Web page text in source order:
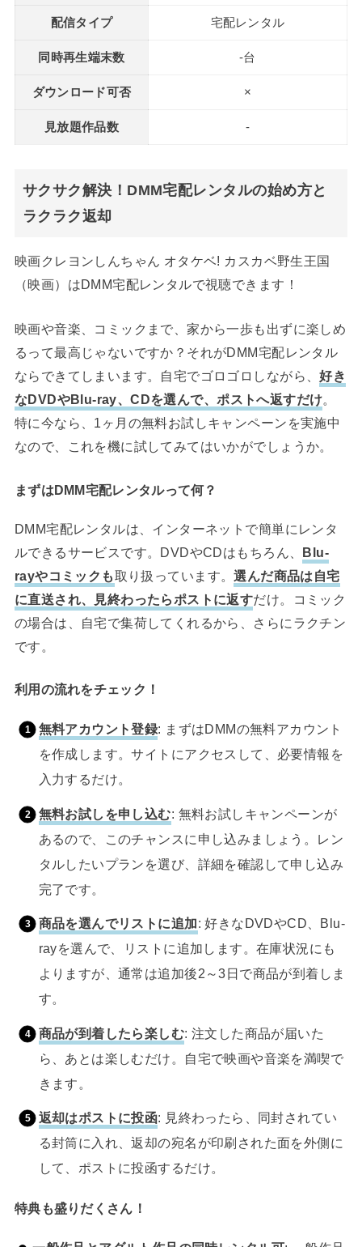
配信タイプ 宅配レンタル
同時再生端末数 -台
ダウンロード可否 ×
見放題作品数 -
サクサク解決！DMM宅配レンタルの始め方と
ラクラク返却
映画クレヨンしんちゃん オタケベ! カスカベ野生王国
（映画）はDMM宅配レンタルで視聴できます！
映画や音楽、コミックまで、家から一歩も出ずに楽しめ
るって最高じゃないですか？それがDMM宅配レンタル
ならできてしまいます。自宅でゴロゴロしながら、好き
なDVDやBlu-ray、CDを選んで、ポストへ返すだけ。
特に今なら、1ヶ月の無料お試しキャンペーンを実施中
なので、これを機に試してみてはいかがでしょうか。
まずはDMM宅配レンタルって何？
DMM宅配レンタルは、インターネットで簡単にレンタ
ルできるサービスです。DVDやCDはもちろん、 Blu-
rayやコミックも取り扱っています。選んだ商品は自宅
に直送され、見終わったらポストに返すだけ。コミック
の場合は、自宅で集荷してくれるから、さらにラクチン
です。
利用の流れをチェック！
無料アカウント登録: まずはDMMの無料アカウント
を作成します。サイトにアクセスして、必要情報を
入力するだけ。
無料お試しを申し込む: 無料お試しキャンペーンが
あるので、このチャンスに申し込みましょう。レン
タルしたいプランを選び、詳細を確認して申し込み
完了です。
商品を選んでリストに追加: 好きなDVDやCD、Blu-
rayを選んで、リストに追加します。在庫状況にも
よりますが、通常は追加後2～3日で商品が到着しま
す。
商品が到着したら楽しむ: 注文した商品が届いた
ら、あとは楽しむだけ。自宅で映画や音楽を満喫で
きます。
返却はポストに投函: 見終わったら、同封されてい
る封筒に入れ、返却の宛名が印刷された面を外側に
して、ポストに投函するだけ。
特典も盛りだくさん！